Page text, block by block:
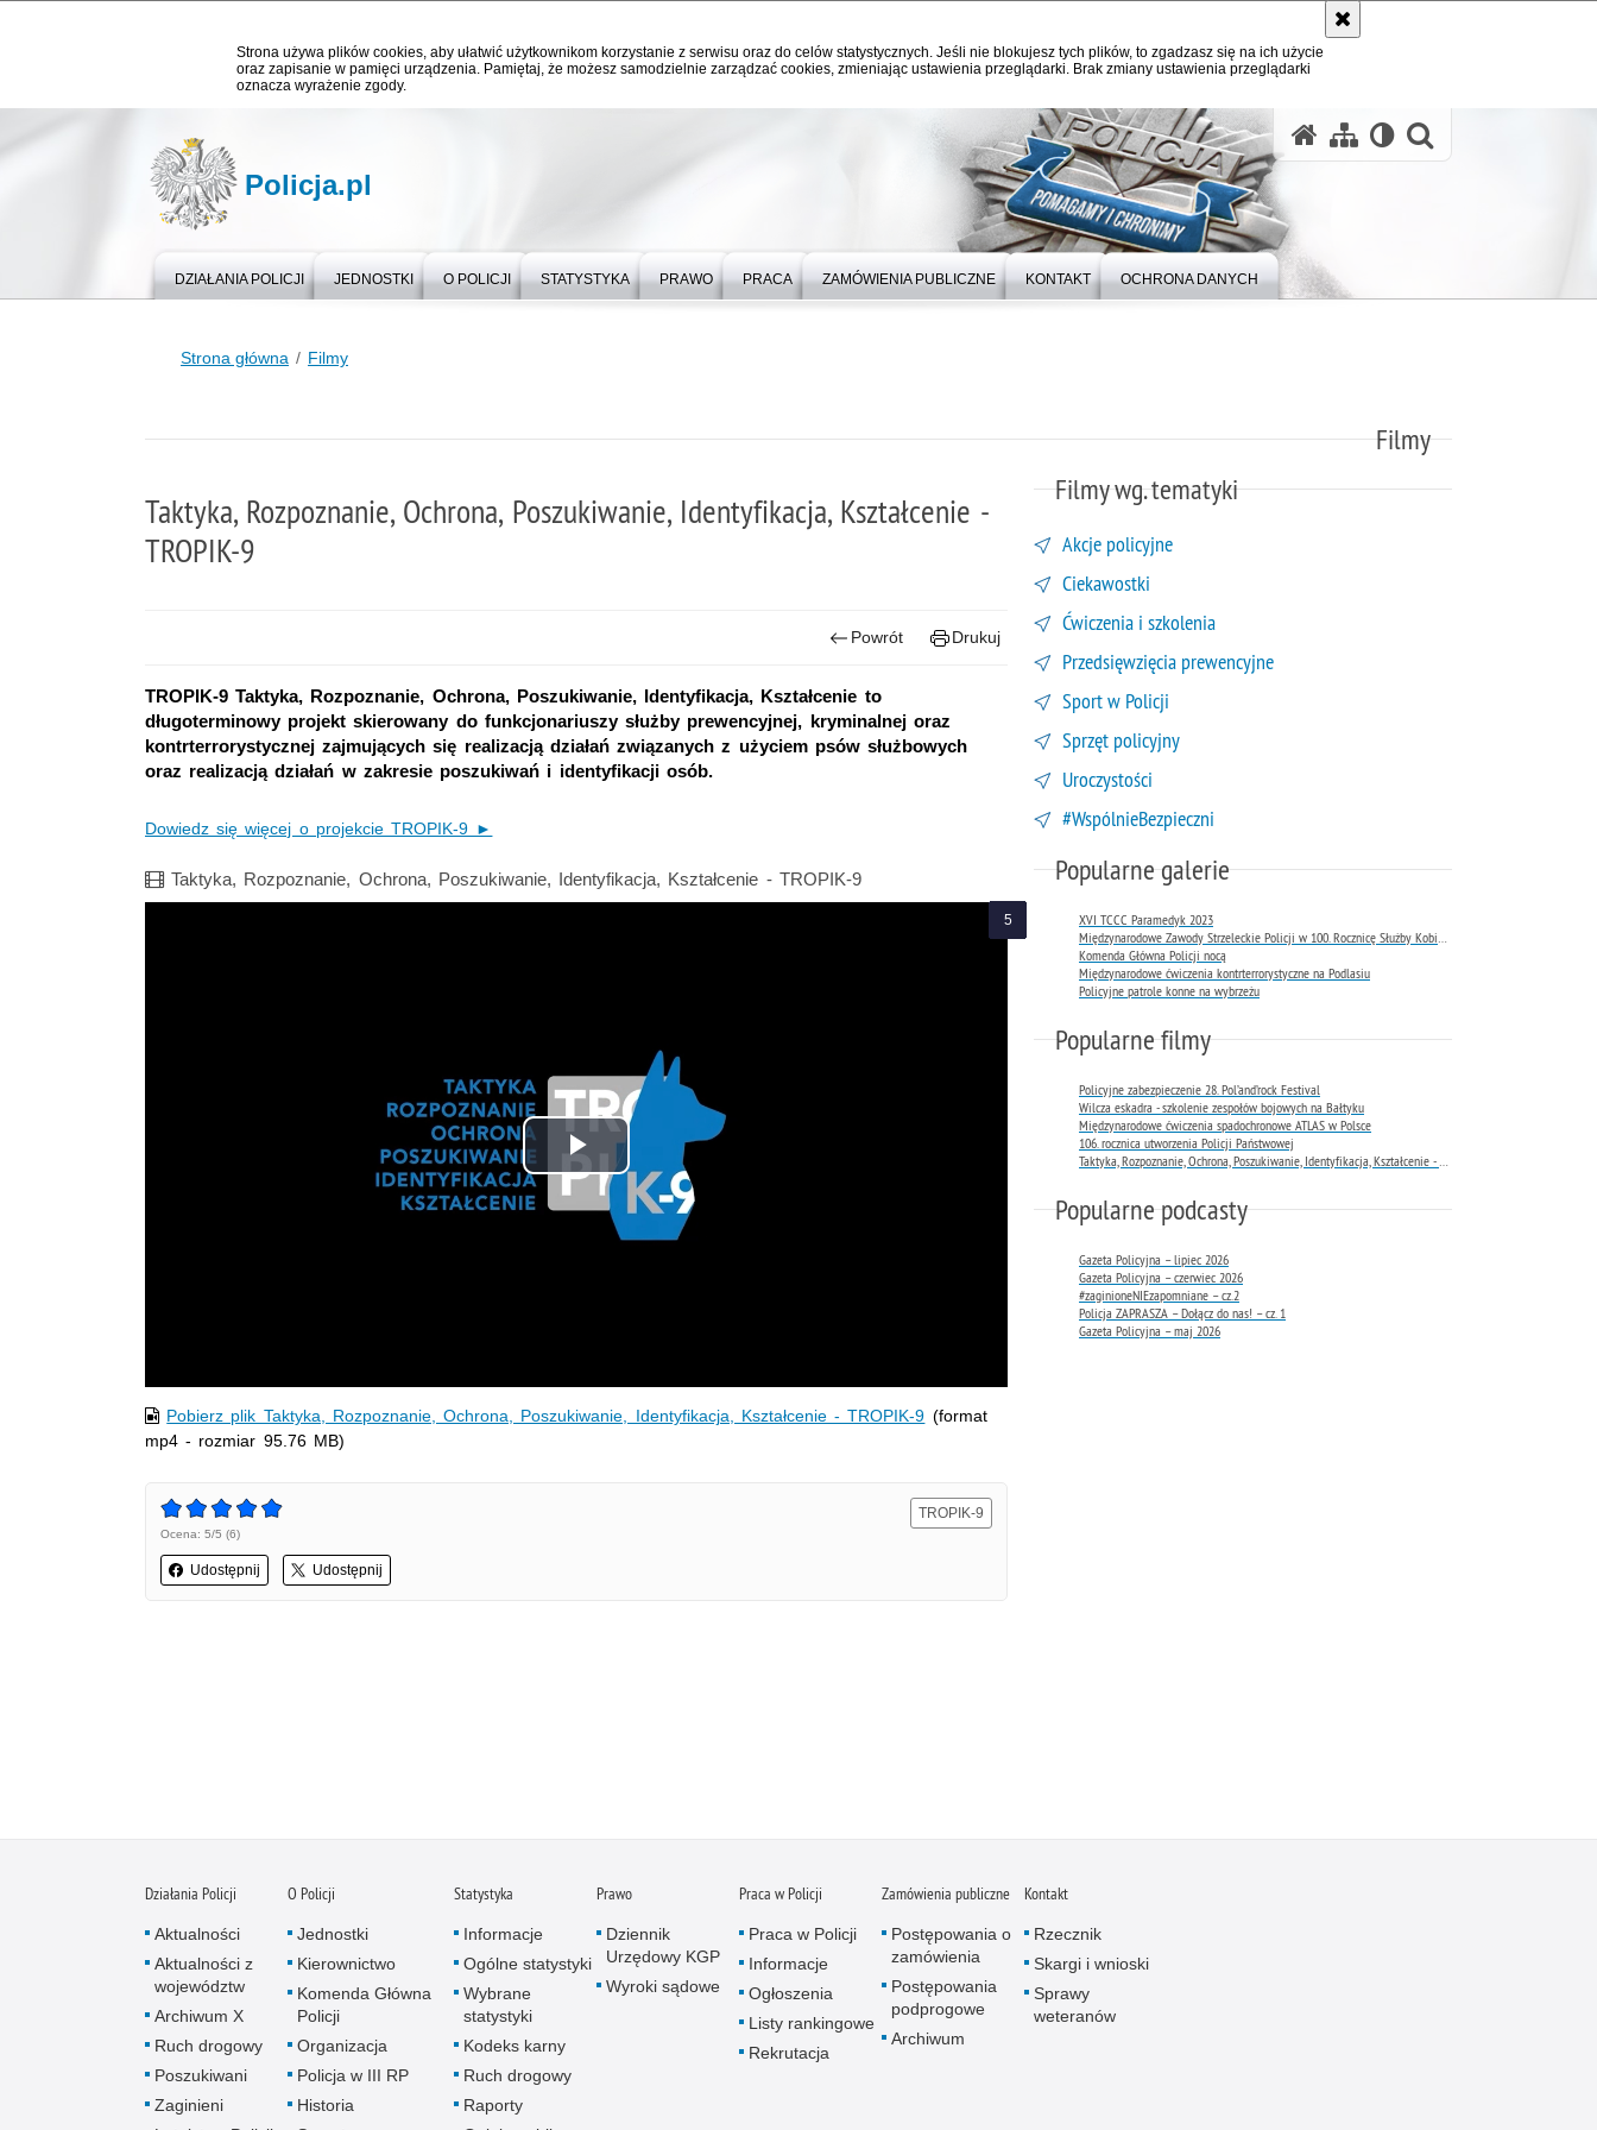
Strona używa plików cookies, aby ułatwić użytkownikom korzystanie z serwisu oraz do celów statystycznych. Jeśli nie blokujesz tych plików, to zgadzasz się na ich użycie
oraz zapisanie w pamięci urządzenia. Pamiętaj, że możesz samodzielnie zarządzać cookies, zmieniając ustawienia przeglądarki. Brak zmiany ustawienia przeglądarki
oznacza wyrażenie zgody.
Policja.pl
DZIAŁANIA POLICJI JEDNOSTKI O POLICJI STATYSTYKA PRAWO PRACA ZAMÓWIENIA PUBLICZNE KONTAKT OCHRONA DANYCH
Strona główna Filmy
Filmy
Taktyka, Rozpoznanie, Ochrona, Poszukiwanie, Identyfikacja, Kształcenie -
TROPIK-9
Powrót Drukuj
TROPIK-9 Taktyka, Rozpoznanie, Ochrona, Poszukiwanie, Identyfikacja, Kształcenie to
długoterminowy projekt skierowany do funkcjonariuszy służby prewencyjnej, kryminalnej oraz
kontrterrorystycznej zajmujących się realizacją działań związanych z użyciem psów służbowych
oraz realizacją działań w zakresie poszukiwań i identyfikacji osób.
Dowiedz się więcej o projekcie TROPIK-9 ►
Film
Taktyka, Rozpoznanie, Ochrona, Poszukiwanie, Identyfikacja, Kształcenie - TROPIK-9
Odtwórz
wideo
Pobierz plik Taktyka, Rozpoznanie, Ochrona, Poszukiwanie, Identyfikacja, Kształcenie - TROPIK-9 (format
mp4 - rozmiar 95.76 MB)
Ocena: 5/5 (6)
Udostępnij Udostępnij
TROPIK-9
Filmy wg. tematyki
Akcje policyjne
Ciekawostki
Ćwiczenia i szkolenia
Przedsięwzięcia prewencyjne
Sport w Policji
Sprzęt policyjny
Uroczystości
#WspólnieBezpieczni
Popularne galerie
XVI TCCC Paramedyk 2023
Międzynarodowe Zawody Strzeleckie Policji w 100. Rocznicę Służby Kobiet w Policji
Komenda Główna Policji nocą
Międzynarodowe ćwiczenia kontrterrorystyczne na Podlasiu
Policyjne patrole konne na wybrzeżu
Popularne filmy
Policyjne zabezpieczenie 28. Pol’and’rock Festival
Wilcza eskadra - szkolenie zespołów bojowych na Bałtyku
Międzynarodowe ćwiczenia spadochronowe ATLAS w Polsce
106. rocznica utworzenia Policji Państwowej
Taktyka, Rozpoznanie, Ochrona, Poszukiwanie, Identyfikacja, Kształcenie - TROPIK-9
Popularne podcasty
Gazeta Policyjna – lipiec 2026
Gazeta Policyjna – czerwiec 2026
#zaginioneNIEzapomniane – cz.2
Policja ZAPRASZA – Dołącz do nas! – cz. 1
Gazeta Policyjna – maj 2026
Działania Policji
Aktualności
Aktualności z
województw
Archiwum X
Ruch drogowy
Poszukiwani
Zaginieni
O Policji
Jednostki
Kierownictwo
Komenda Główna
Policji
Organizacja
Policja w III RP
Historia
Statystyka
Informacje
Ogólne statystyki
Wybrane
statystyki
Kodeks karny
Ruch drogowy
Raporty
Prawo
Dziennik
Urzędowy KGP
Wyroki sądowe
Praca w Policji
Praca w Policji
Informacje
Ogłoszenia
Listy rankingowe
Rekrutacja
Zamówienia publiczne
Postępowania o
zamówienia
Postępowania
podprogowe
Archiwum
Kontakt
Rzecznik
Skargi i wnioski
Sprawy
weteranów